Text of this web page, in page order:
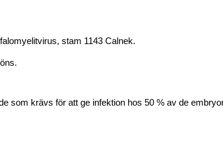
stam 1143 Calnek.
som krävs för att ge infektion hos 50 % av de